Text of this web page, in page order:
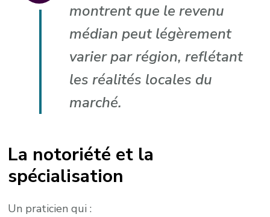
montrent que le revenu
médian peut légèrement
varier par région, reflétant
les réalités locales du
marché.
La notoriété et la
spécialisation
Un praticien qui :